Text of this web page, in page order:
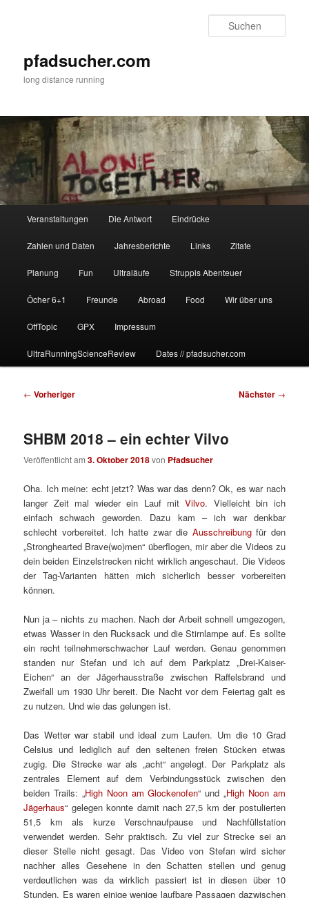
pfadsucher.com
long distance running
Veranstaltungen Die Antwort Eindrücke
Zahlen und Daten Jahresberichte Links Zitate
Planung Fun Ultraläufe Struppis Abenteuer
Öcher 6+1 Freunde Abroad Food Wir über uns
OffTopic GPX Impressum
UltraRunningScienceReview Dates // pfadsucher.com
Beitragsnavigation
← Vorheriger Nächster →
SHBM 2018 – ein echter Vilvo
Veröffentlicht am3. Oktober 2018von Pfadsucher
Oha. Ich meine: echt jetzt? Was war das denn? Ok, es war nach
langer Zeit mal wieder ein Lauf mitVilvo. Vielleicht bin ich
einfach schwach geworden. Dazu kam – ich war denkbar
schlecht vorbereitet. Ich hatte zwar die Ausschreibungfür den
„Stronghearted Brave(wo)men“ überflogen, mir aber die Videos zu
dein beiden Einzelstrecken nicht wirklich angeschaut. Die Videos
der Tag-Varianten hätten mich sicherlich besser vorbereiten
können.
Nun ja – nichts zu machen. Nach der Arbeit schnell umgezogen,
etwas Wasser in den Rucksack und die Stirnlampe auf. Es sollte
ein recht teilnehmerschwacher Lauf werden. Genau genommen
standen nur Stefan und ich auf dem Parkplatz „Drei-Kaiser-
Eichen“ an der Jägerhausstraße zwischen Raffelsbrand und
Zweifall um 1930 Uhr bereit. Die Nacht vor dem Feiertag galt es
zu nutzen. Und wie das gelungen ist.
Das Wetter war stabil und ideal zum Laufen. Um die 10 Grad
Celsius und lediglich auf den seltenen freien Stücken etwas
zugig. Die Strecke war als „acht“ angelegt. Der Parkplatz als
zentrales Element auf dem Verbindungsstück zwischen den
beiden Trails: „High Noon am Glockenofen“ und „High Noon am
Jägerhaus“ gelegen konnte damit nach 27,5 km der postulierten
51,5 km als kurze Verschnaufpause und Nachfüllstation
verwendet werden. Sehr praktisch. Zu viel zur Strecke sei an
dieser Stelle nicht gesagt. Das Video von Stefan wird sicher
nachher alles Gesehene in den Schatten stellen und genug
verdeutlichen was da wirklich passiert ist in diesen über 10
Stunden. Es waren einige wenige laufbare Passagen dazwischen